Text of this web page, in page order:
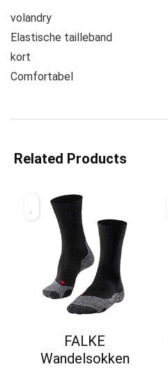
volandry
Elastische tailleband
kort
Comfortabel
Related Products
FALKE
Wandelsokken